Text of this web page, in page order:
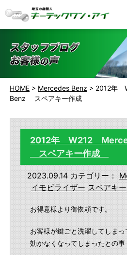
HOME > Mercedes Benz > 2012年
Benz スペアキー作成
2012年 W212
スペアキー作成
2023.09.14 カテゴリー：
イモビライザー スペアキー
お得意様より御依頼です。
お客様が鍵ごと洗濯してしま
効かなくなってしまったとの事